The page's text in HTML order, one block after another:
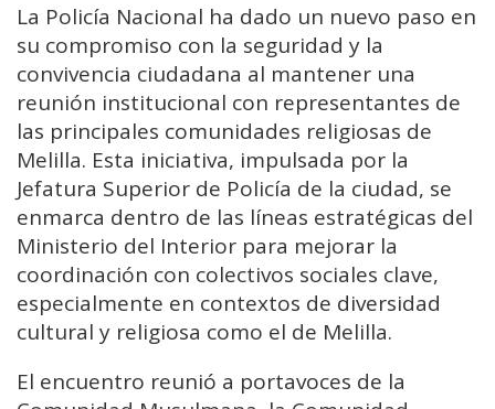
La Policía Nacional ha dado un nuevo paso en
su compromiso con la seguridad y la
convivencia ciudadana al mantener una
reunión institucional con representantes de
las principales comunidades religiosas de
Melilla. Esta iniciativa, impulsada por la
Jefatura Superior de Policía de la ciudad, se
enmarca dentro de las líneas estratégicas del
Ministerio del Interior para mejorar la
coordinación con colectivos sociales clave,
especialmente en contextos de diversidad
cultural y religiosa como el de Melilla.
El encuentro reunió a portavoces de la